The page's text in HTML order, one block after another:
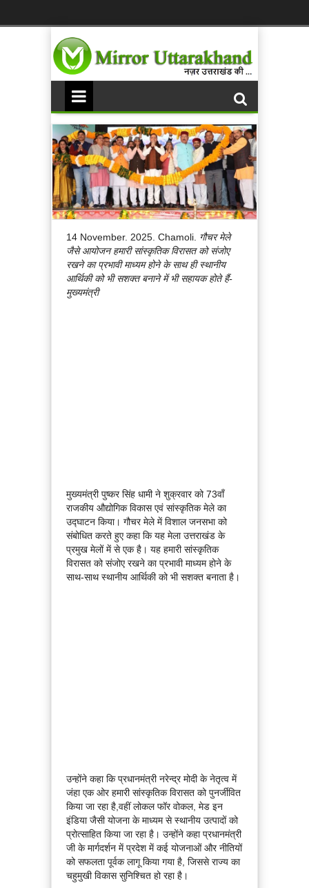
14 November. 2025. Chamoli.
गौचर मेले
जैसे आयोजन हमारी सांस्कृतिक विरासत को संजोए
रखने का प्रभावी माध्यम होने के साथ ही स्थानीय
आर्थिकी को भी सशक्त बनाने में भी सहायक होते हैं-
मुख्यमंत्री
मुख्यमंत्री पुष्कर सिंह धामी ने शुक्रवार को 73वॉं
राजकीय औद्योगिक विकास एवं सांस्कृतिक मेले का
उद्घाटन किया। गौचर मेले में विशाल जनसभा को
संबोधित करते हुए कहा कि यह मेला उत्तराखंड के
प्रमुख मेलों में से एक है। यह हमारी सांस्कृतिक
विरासत को संजोए रखने का प्रभावी माध्यम होने के
साथ-साथ स्थानीय आर्थिकी को भी सशक्त बनाता है।
उन्होंने कहा कि प्रधानमंत्री नरेन्द्र मोदी के नेतृत्व में
जंहा एक ओर हमारी सांस्कृतिक विरासत को पुनर्जीवित
किया जा रहा है,वहीं लोकल फॉर वोकल, मेड इन
इंडिया जैसी योजना के माध्यम से स्थानीय उत्पादों को
प्रोत्साहित किया जा रहा है। उन्होंने कहा प्रधानमंत्री
जी के मार्गदर्शन में प्रदेश में कई योजनाओं और नीतियों
को सफलता पूर्वक लागू किया गया है, जिससे राज्य का
चहुमुखी विकास सुनिश्चित हो रहा है।